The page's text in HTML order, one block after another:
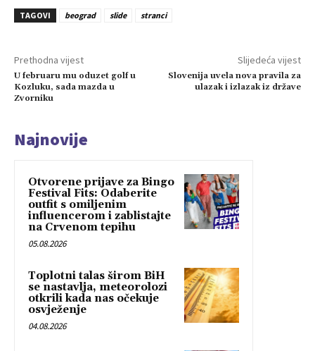
TAGOVI beograd slide stranci
Prethodna vijest
U februaru mu oduzet golf u
Kozluku, sada mazda u
Zvorniku
Slijedeća vijest
Slovenija uvela nova pravila za
ulazak i izlazak iz države
Najnovije
Otvorene prijave za Bingo
Festival Fits: Odaberite
outfit s omiljenim
influencerom i zablistajte
na Crvenom tepihu
05.08.2026
Toplotni talas širom BiH
se nastavlja, meteorolozi
otkrili kada nas očekuje
osvježenje
04.08.2026